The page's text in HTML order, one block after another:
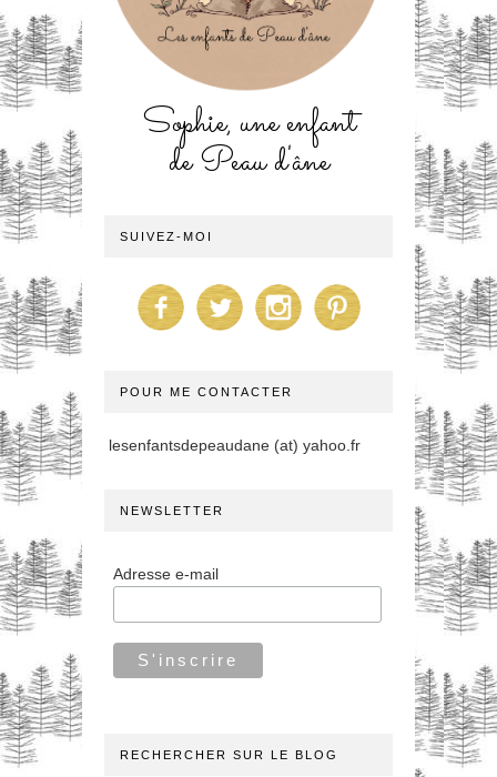
Sophie, une enfant
de Peau d'âne
SUIVEZ-MOI
POUR ME CONTACTER
lesenfantsdepeaudane (at) yahoo.fr
NEWSLETTER
Adresse e-mail
RECHERCHER SUR LE BLOG